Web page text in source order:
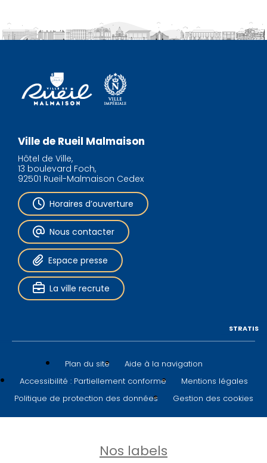
Ville de Rueil Malmaison
Hôtel de Ville,
13 boulevard Foch,
92501 Rueil-Malmaison Cedex
Horaires d’ouverture
Nous contacter
Espace presse
La ville recrute
Plan du site
Aide à la navigation
Accessibilité : Partiellement conforme
Mentions légales
Politique de protection des données
Gestion des cookies
STRATIS
Nos labels